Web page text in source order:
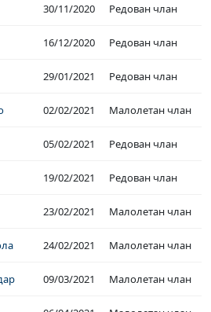
30/11/2020 Редован члан
16/12/2020 Редован члан
29/01/2021 Редован члан
02/02/2021 Малолетан члан
05/02/2021 Редован члан
19/02/2021 Редован члан
23/02/2021 Малолетан члан
24/02/2021 Малолетан члан
09/03/2021 Малолетан члан